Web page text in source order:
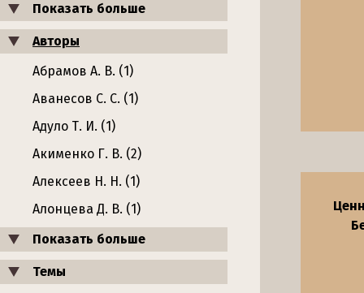
Показать больше
Авторы
Абрамов А. В. (1)
Аванесов С. С. (1)
Адуло Т. И. (1)
Акименко Г. В. (2)
Алексеев Н. Н. (1)
Алонцева Д. В. (1)
Показать больше
Темы